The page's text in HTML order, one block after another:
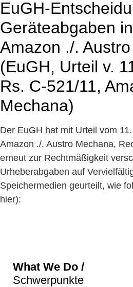
EuGH-
Geräteabgaben
Amazon ./.
(EuGH, Urteil v.
Rs. C‑521/11,
Mechana)
Der EuGH hat mit Urteil vom
Amazon ./. Austro Mechana,
erneut zur Rechtmäßigkeit
Urheberabgaben auf
Speichermedien geurteilt, wie
hier):
What We Do /
Schwerpunkte